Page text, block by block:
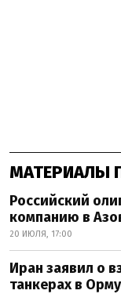
МАТЕРИАЛЫ
Российский
компанию в
20 ИЮЛЯ, 17:00
Иран заявил о
танкерах в